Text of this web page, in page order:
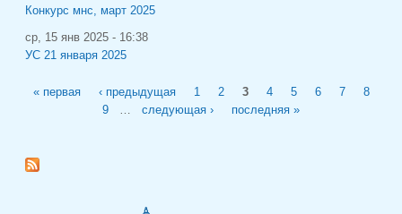
Конкурс мнс, март 2025
ср, 15 янв 2025 - 16:38
УС 21 января 2025
« первая ‹ предыдущая 1 2 3 4 5 6 7
8
9
следующая › последняя »